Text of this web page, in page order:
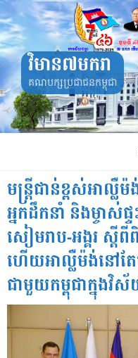
Skip
to
content
វិមាន៧មករា
គណបក្សប្រជាជនកម្ពុជា
មន្រ្តីជាន់ខ្ពស់អាល្
អ្នកដឹកនាំ និងម្ចាស់
សៀមរាប-អង្គរ ស្
ហើយអាល្លឺម៉ង់នៅតែ
ជាមួយកម្ពុជាក្នុងវិ